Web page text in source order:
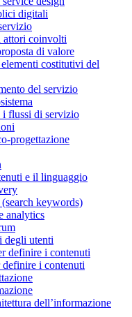
digitali
attori coinvolti
di valore
costitutivi del
del servizio
i flussi di servizio
progettazione
e il linguaggio
keywords)
analytics
degli utenti
definire i contenuti
definire i contenuti
dell’informazione